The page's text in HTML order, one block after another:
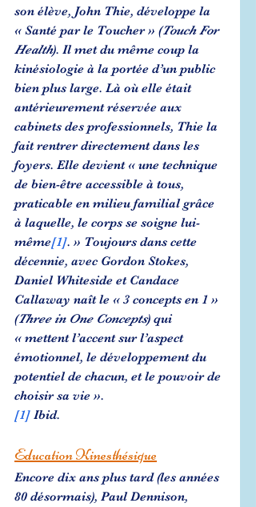
son élève, John Thie, développe la
« Santé par le Toucher » (Touch For
Health). Il met du même coup la
kinésiologie à la portée d’un public
bien plus large. Là où elle était
antérieurement réservée aux
cabinets des professionnels, Thie la
fait rentrer directement dans les
foyers. Elle devient « une technique
de bien-être accessible à tous,
praticable en milieu familial grâce
à laquelle, le corps se soigne lui-
même[1]. » Toujours dans cette
décennie, avec Gordon Stokes,
Daniel Whiteside et Candace
Callaway naît le « 3 concepts en 1 »
(Three in One Concepts) qui
« mettent l’accent sur l’aspect
émotionnel, le développement du
potentiel de chacun, et le pouvoir de
choisir sa vie ».
[1] Ibid.
Education Kinesthésique
Encore dix ans plus tard (les années
80 désormais), Paul Dennison,